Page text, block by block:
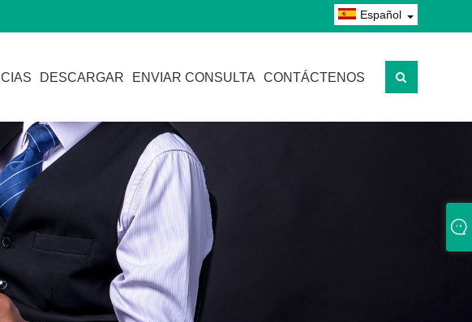
Español
DESCARGAR ENVIAR CONSULTA CONTÁCTENOS